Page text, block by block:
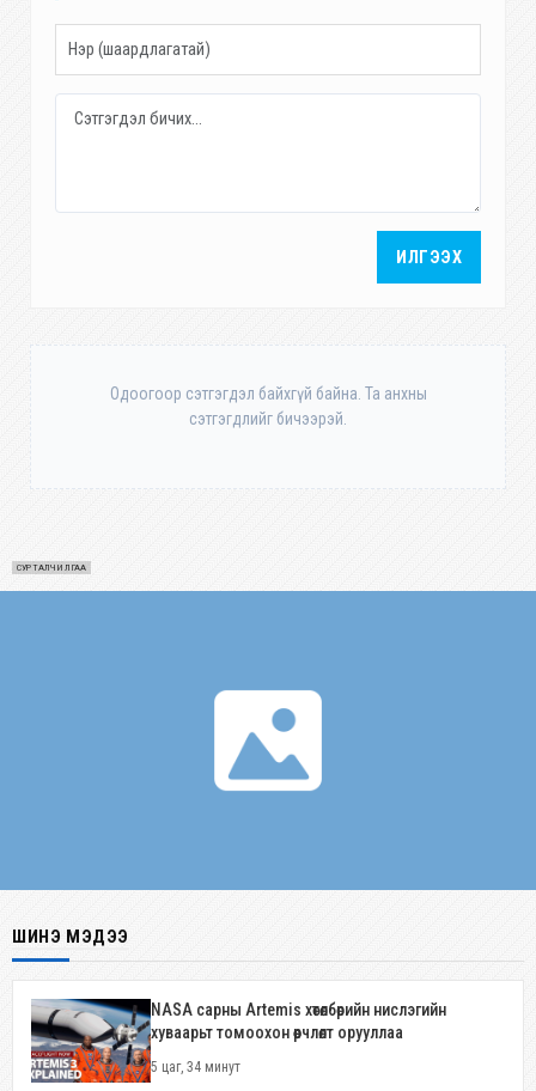
ИЛГЭЭХ
Одоогоор сэтгэгдэл байхгүй байна. Та анхны
сэтгэгдлийг бичээрэй.
СУРТАЛЧИЛГАА
ШИНЭ МЭДЭЭ
NASA сарны Artemis хөтөлбөрийн нислэгийн
хуваарьт томоохон өөрчлөлт орууллаа
5 цаг, 34 минут